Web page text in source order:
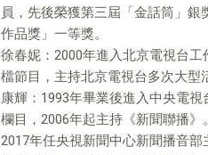
員，先後榮獲第三屆「金話筒」
作品獎」一等獎。
徐春妮：2000年進入北京電視台
檔節目，主持北京電視台多次大型
康輝：1993年畢業後進入中央電
欄目，2006年起主持《新聞聯播
2017年任央視新聞中心新聞播音部